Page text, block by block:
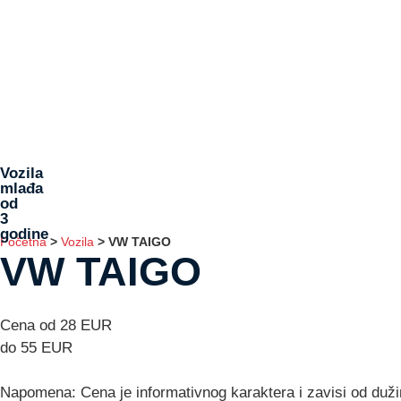
Vozila
mlađa
od
3
godine
Početna> Vozila > VW TAIGO
VW TAIGO
Cena od 28 EUR
do 55 EUR
Napomena: Cena je informativnog karaktera i zavisi od